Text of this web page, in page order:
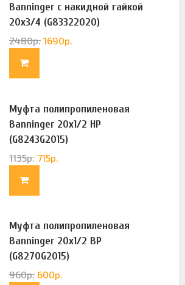
Banninger с накидной гайкой
20х3/4 (G83322020)
2480р. 1690р.
Муфта полипропиленовая
Banninger 20х1/2 НР
(G8243G2015)
1135р. 715р.
Муфта полипропиленовая
Banninger 20х1/2 ВР
(G8270G2015)
960р. 600р.